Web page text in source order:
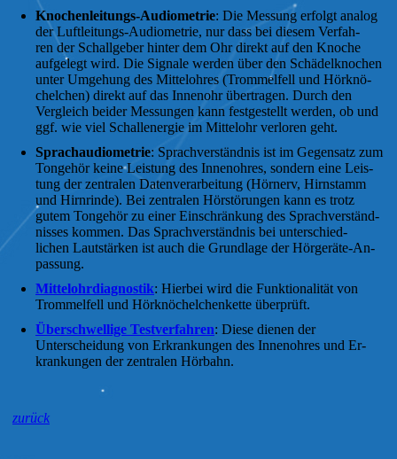
Knochenleitungs-Au­dio­me­trie: Die Mes­sung erfolgt analog
der Luftleitungs-Au­dio­me­trie, nur dass bei diesem Ver­fah­
ren der Schall­geber hinter dem Ohr direkt auf den Kno­che
aufgelegt wird. Die Sig­na­le werden über den Schädel­knochen
unter Um­gehung des Mittelohres (Trom­mel­fell und Hör­knö­
chel­chen) direkt auf das In­nen­ohr über­tragen. Durch den
Vergleich beider Mes­sungen kann fest­ge­stellt werden, ob und
ggf. wie viel Schall­ener­gie im Mittelohr verloren geht.
Sprachaudiometrie: Sprach­ver­ständ­nis ist im Ge­gen­satz zum
Tongehör keine Leis­tung des In­nen­ohres, sondern eine Leis­
tung der zen­tra­len Da­ten­ver­ar­bei­tung (Hörnerv, Hirnstamm
und Hirnrinde). Bei zen­tra­len Hör­stö­rungen kann es trotz
gutem Tongehör zu einer Ein­schrän­kung des Sprach­ver­ständ­
nisses kommen. Das Sprach­ver­ständ­nis bei un­ter­schied­
lichen Laut­stärken ist auch die Grundlage der Hörgeräte-An­
pas­sung.
Mittelohrdiagnostik: Hierbei wird die Funk­tio­na­li­tät von
Trom­mel­fell und Hör­knö­chel­chen­ket­te überprüft.
Überschwellige Testverfahren: Diese dienen der
Unterscheidung von Er­kran­kung­en des In­nen­ohres und Er­
kran­kung­en der zentralen Hörbahn.
zurück